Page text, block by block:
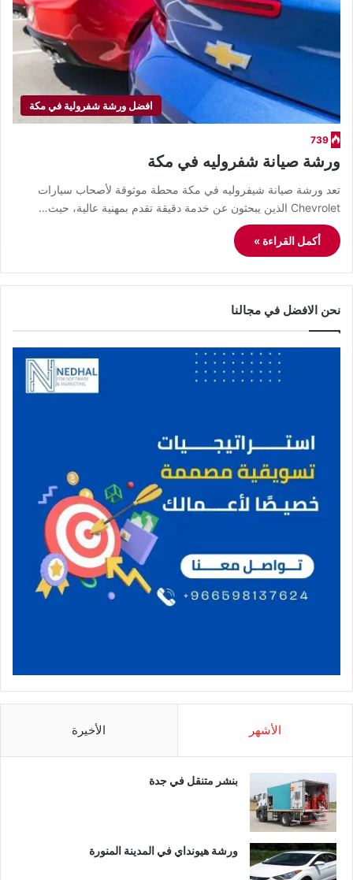
افضل ورشة شفرولية في مكة
739
ورشة صيانة شفروليه في مكة
تعد ورشة صيانة شيفروليه في مكة محطة موثوقة لأصحاب سيارات
Chevrolet الذين يبحثون عن خدمة دقيقة تقدم بمهنية عالية، حيث…
أكمل القراءة »
نحن الافضل في مجالنا
الأشهر الأخيرة
بنشر متنقل في جدة
ورشة هيونداي في المدينة المنورة